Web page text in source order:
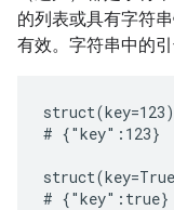
的列表或具有字符
有效。字符串中的
# {"key":123}
# {"key":true}